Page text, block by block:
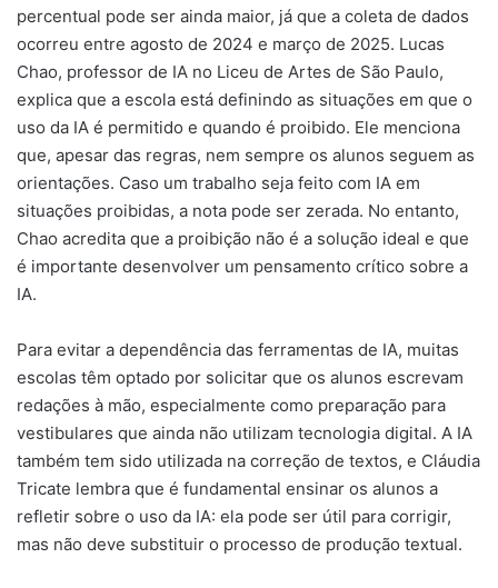
percentual pode ser ainda maior, já que a coleta de dados
ocorreu entre agosto de 2024 e março de 2025. Lucas
Chao, professor de IA no Liceu de Artes de São Paulo,
explica que a escola está definindo as situações em que o
uso da IA é permitido e quando é proibido. Ele menciona
que, apesar das regras, nem sempre os alunos seguem as
orientações. Caso um trabalho seja feito com IA em
situações proibidas, a nota pode ser zerada. No entanto,
Chao acredita que a proibição não é a solução ideal e que
é importante desenvolver um pensamento crítico sobre a
IA.
Para evitar a dependência das ferramentas de IA, muitas
escolas têm optado por solicitar que os alunos escrevam
redações à mão, especialmente como preparação para
vestibulares que ainda não utilizam tecnologia digital. A IA
também tem sido utilizada na correção de textos, e Cláudia
Tricate lembra que é fundamental ensinar os alunos a
refletir sobre o uso da IA: ela pode ser útil para corrigir,
mas não deve substituir o processo de produção textual.